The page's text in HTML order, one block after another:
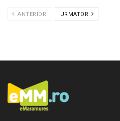
ANTERIOR URMATOR